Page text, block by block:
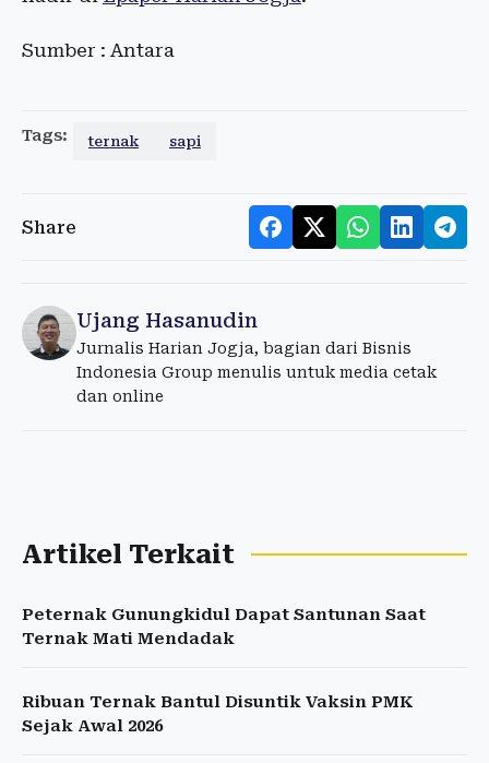
Sumber : Antara
Tags: ternak sapi
Share
Ujang Hasanudin
Jurnalis Harian Jogja, bagian dari Bisnis
Indonesia Group menulis untuk media cetak
dan online
Artikel Terkait
Peternak Gunungkidul Dapat Santunan Saat
Ternak Mati Mendadak
Ribuan Ternak Bantul Disuntik Vaksin PMK
Sejak Awal 2026